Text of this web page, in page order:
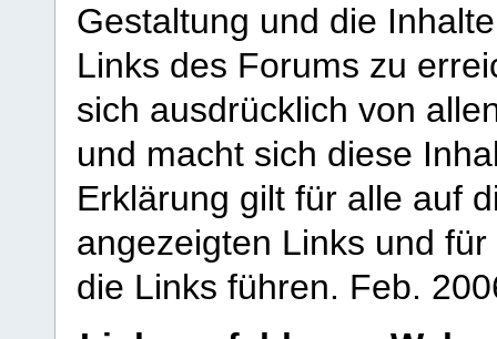
Gestaltung und die
Links des Forums zu
sich ausdrücklich von
und macht sich diese
Erklärung gilt für alle auf
angezeigten Links und
die Links führen. Feb.